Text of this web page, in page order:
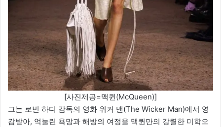
[사진제공=맥퀸(McQueen)]
그는 로빈 하디 감독의 영화 위커 맨(The Wicker Man)에서 영
감받아, 억눌린 욕망과 해방의 여정을 맥퀸만의 강렬한 미학으